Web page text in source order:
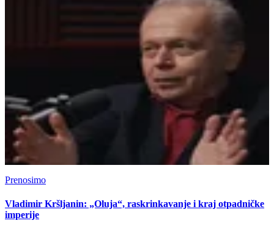
Prenosimo
Vladimir Kršljanin: „Oluja“, raskrinkavanje i kraj otpadničke
imperije